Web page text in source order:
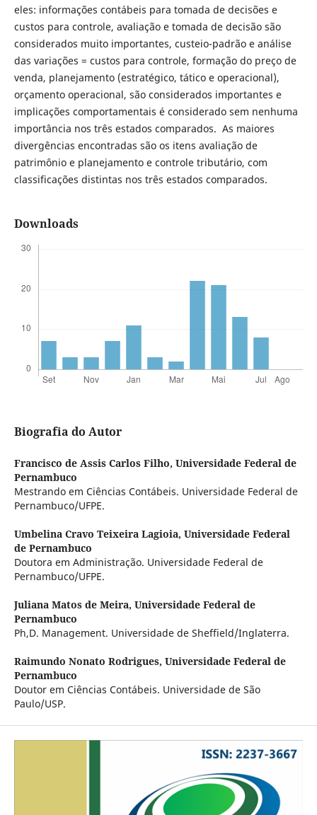
eles: informações contábeis para tomada de decisões e
custos para controle, avaliação e tomada de decisão são
considerados muito importantes, custeio-padrão e análise
das variações = custos para controle, formação do preço de
venda, planejamento (estratégico, tático e operacional),
orçamento operacional, são considerados importantes e
implicações comportamentais é considerado sem nenhuma
importância nos três estados comparados. As maiores
divergências encontradas são os itens avaliação de
patrimônio e planejamento e controle tributário, com
classificações distintas nos três estados comparados.
Downloads
Biografia do Autor
Francisco de Assis Carlos Filho, Universidade Federal de
Pernambuco
Mestrando em Ciências Contábeis. Universidade Federal de
Pernambuco/UFPE.
Umbelina Cravo Teixeira Lagioia, Universidade Federal
de Pernambuco
Doutora em Administração. Universidade Federal de
Pernambuco/UFPE.
Juliana Matos de Meira, Universidade Federal de
Pernambuco
Ph,D. Management. Universidade de Sheffield/Inglaterra.
Raimundo Nonato Rodrigues, Universidade Federal de
Pernambuco
Doutor em Ciências Contábeis. Universidade de São
Paulo/USP.